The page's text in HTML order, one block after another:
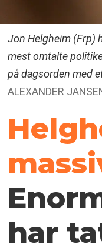
Jon Helgheim (Frp)
mest omtalte
på dagsorden med
ALEXANDER
har